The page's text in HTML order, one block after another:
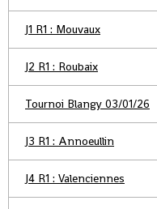
J1 R1 : Mouvaux
J2 R1 : Roubaix
Tournoi Blangy 03/01/26
J3 R1 : Annoeullin
J4 R1 : Valenciennes